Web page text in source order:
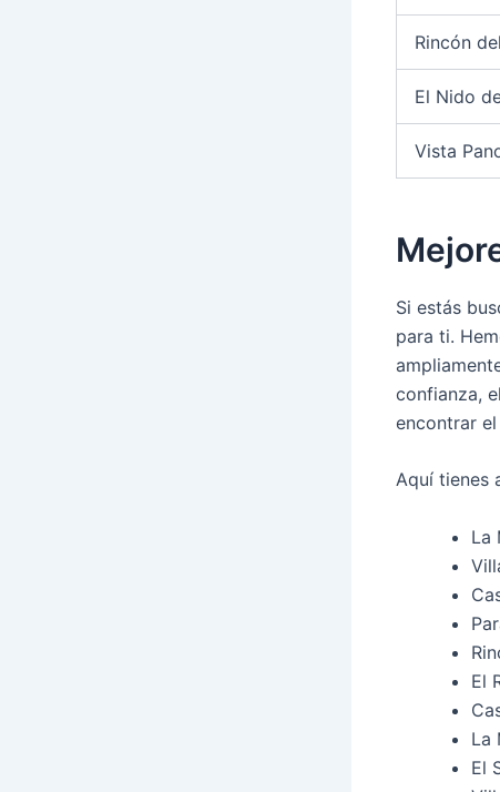
Rincón
El Nido
Vista
Si estás
para ti.
confianza,
encontrar
Aquí tienes
La
El
La
El